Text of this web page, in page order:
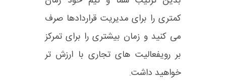
کمتری را برای مدیریت قراردادها صرف
می کنید و زمان بیشتری را برای تمرکز
بر رویفعالیت های تجاری با ارزش تر
خواهید داشت.